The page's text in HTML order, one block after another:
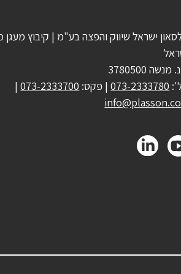
ישראל שיווק והפצה בע"מ | קיבוץ מעגן
3780500
073-2333780| פקס: 073-2333700
|